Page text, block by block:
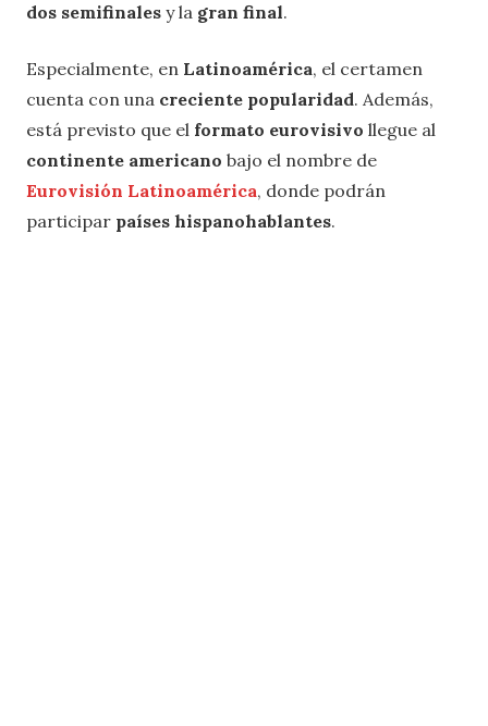
dos semifinales y la gran final.
Especialmente, en Latinoamérica, el certamen
cuenta con una creciente popularidad. Además,
está previsto que el formato eurovisivo llegue al
continente americano bajo el nombre de
Eurovisión Latinoamérica, donde podrán
participar países hispanohablantes.